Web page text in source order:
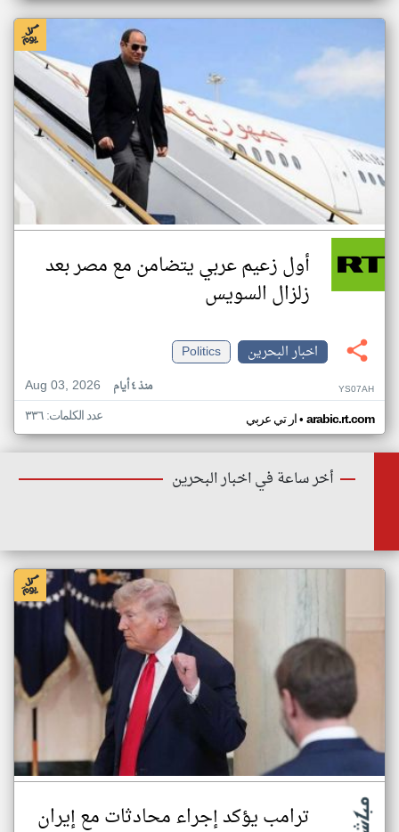
أول زعيم عربي يتضامن مع مصر بعد
زلزال السويس
اخبار البحرين
Politics
Aug 03, 2026
منذ ٤ أيام YS07AH
ار تي عربي• arabic.rt.com عدد الكلمات: ٣٣٦
أخر ساعة في اخبار البحرين
ترامب يؤكد إجراء محادثات مع إيران